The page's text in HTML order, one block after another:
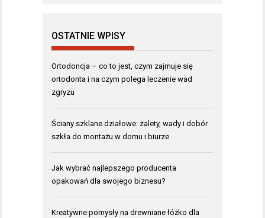
OSTATNIE WPISY
Ortodoncja – co to jest, czym zajmuje się
ortodonta i na czym polega leczenie wad
zgryzu
Ściany szklane działowe: zalety, wady i dobór
szkła do montażu w domu i biurze
Jak wybrać najlepszego producenta
opakowań dla swojego biznesu?
Kreatywne pomysły na drewniane łóżko dla